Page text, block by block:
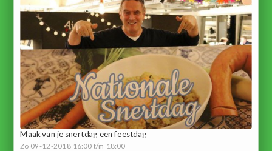
Maak van je snertdag een feestdag
Zo 09-12-2018 16:00 t/m 18:00